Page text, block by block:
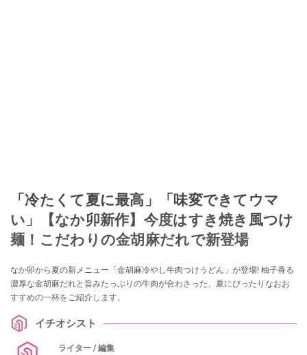
「冷たくて夏に最高」「味変できてウマ
い」【なか卯新作】今度はすき焼き風つけ
麺！こだわりの金胡麻だれで新登場
なか卯から夏の新メニュー「金胡麻冷やし牛肉つけうどん」が登場! 柚子香る
濃厚な金胡麻だれと旨みたっぷりの牛肉が合わさった、夏にぴったりなおお
すすめの一杯をご紹介します。
イチオシスト
ライター / 編集